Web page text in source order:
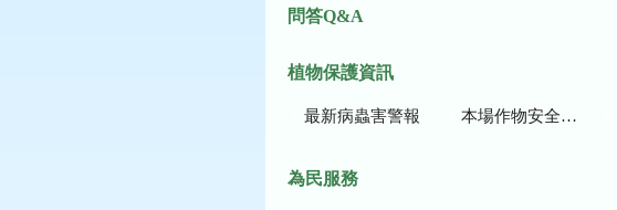
問答Q&A
植物保護資訊
最新病蟲害警報 本場作物安全用藥資訊
為民服務